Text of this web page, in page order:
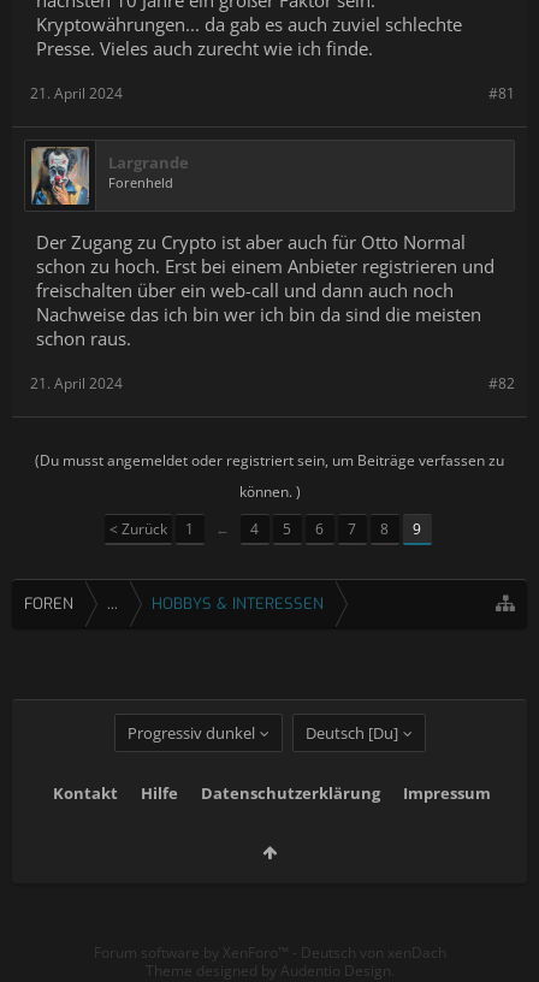
Kryptowährungen... da gab es auch zuviel schlechte
Presse. Vieles auch zurecht wie ich finde.
#81
21. April 2024
Largrande
Forenheld
Der Zugang zu Crypto ist aber auch für Otto Normal
schon zu hoch. Erst bei einem Anbieter registrieren und
freischalten über ein web-call und dann auch noch
Nachweise das ich bin wer ich bin da sind die meisten
schon raus.
#82
21. April 2024
(Du musst angemeldet oder registriert sein, um Beiträge verfassen zu
können. )
< Zurück
1 ← 4 5 6 7 8 9
FOREN ... HOBBYS & INTERESSEN
Progressiv dunkel Deutsch [Du]
Kontakt Hilfe Datenschutzerklärung Impressum
Forum software by XenForo™ - Deutsch von xenDach
Theme designed by Audentio Design.